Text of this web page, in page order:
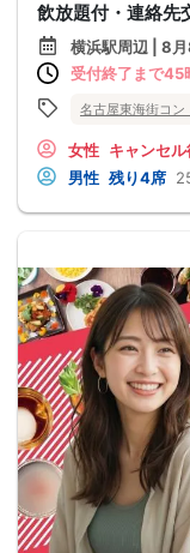
飲放題付・連絡先
横浜駅周辺 | 8
受付終了まで45
名古屋東海街コン
女性 キャンセル
男性 残り4席